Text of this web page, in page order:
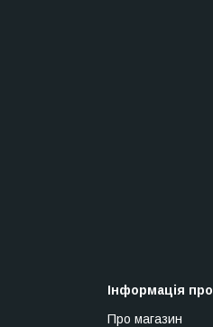
Інформація
Про магазин